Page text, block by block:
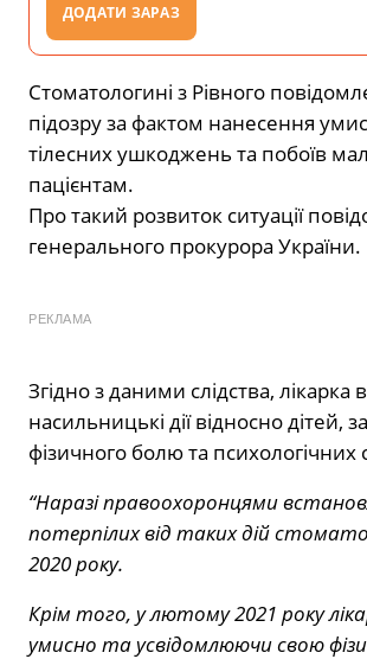
ДОДАТИ ЗАРАЗ
Стоматологині з Рівного
підозру за фактом нанесення
тілесних ушкоджень та побоїв
пацієнтам.
Про такий розвиток ситуації
генерального прокурора України.
РЕКЛАМА
Згідно з даними слідства, лікарка
насильницькі дії відносно дітей,
фізичного болю та психологічних
“Наразі правоохоронцями
потерпілих від таких дій
2020 року.
Крім того, у лютому 2021 року
умисно та усвідомлюючи свою